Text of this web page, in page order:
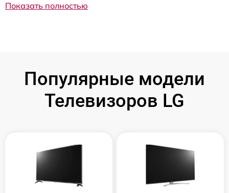
Показать полностью
Популярные модели
Телевизоров LG